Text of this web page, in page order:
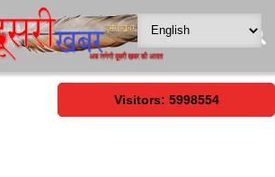
Visitors: 5998554